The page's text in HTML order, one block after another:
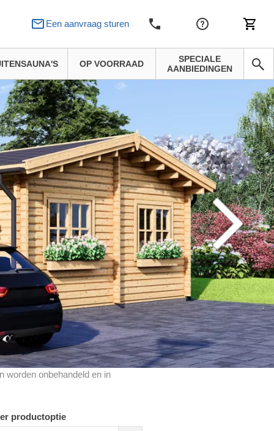
Een aanvraag sturen
OP VOORRAAD
SPECIALE
AANBIEDINGEN
worden onbehandeld en in
productoptie